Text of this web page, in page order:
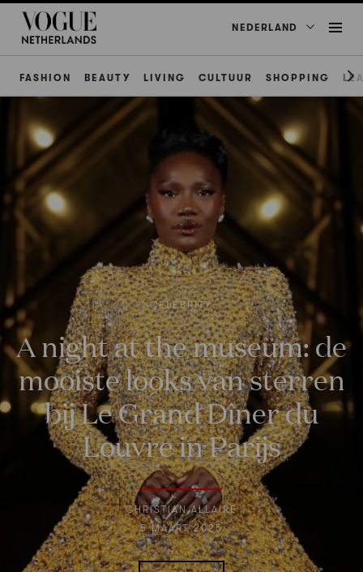
NEDERLAND
FASHION BEAUTY LIVING CULTUUR SHOPPING
CELEBRITY
A night at the museum: de
mooiste looks van sterren
bij Le Grand Dîner du
Louvre in Parijs
CHRISTIAN ALLAIRE
5 MAART 2025